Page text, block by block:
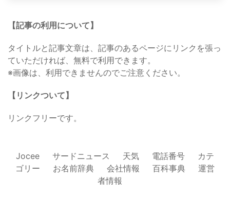
【記事の利用について】
タイトルと記事文章は、記事のあるページにリンクを張っ
ていただければ、無料で利用できます。
※画像は、利用できませんのでご注意ください。
【リンクついて】
リンクフリーです。
Jocee サードニュース 天気 電話番号
カテ
ゴリー
お名前辞典 会社情報 百科事典
運営
者情報